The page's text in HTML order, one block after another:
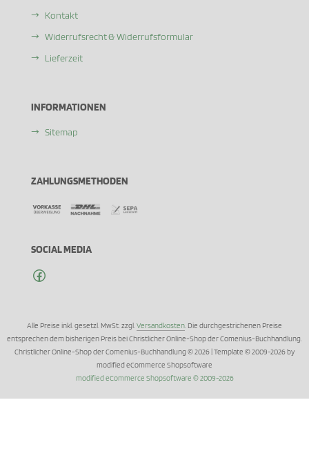
Kontakt
Widerrufsrecht & Widerrufsformular
Lieferzeit
INFORMATIONEN
Sitemap
ZAHLUNGSMETHODEN
SOCIAL MEDIA
Alle Preise inkl. gesetzl. MwSt. zzgl.Versandkosten. Die durchgestrichenen Preise
entsprechen dem bisherigen Preis bei Christlicher Online-Shop der Comenius-Buchhandlung.
Christlicher Online-Shop der Comenius-Buchhandlung © 2026 | Template © 2009-2026 by
modified eCommerce Shopsoftware
modified eCommerce Shopsoftware © 2009-2026